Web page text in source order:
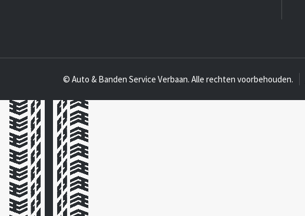
© Auto & Banden Service Verbaan. Alle rechten voorbehouden.